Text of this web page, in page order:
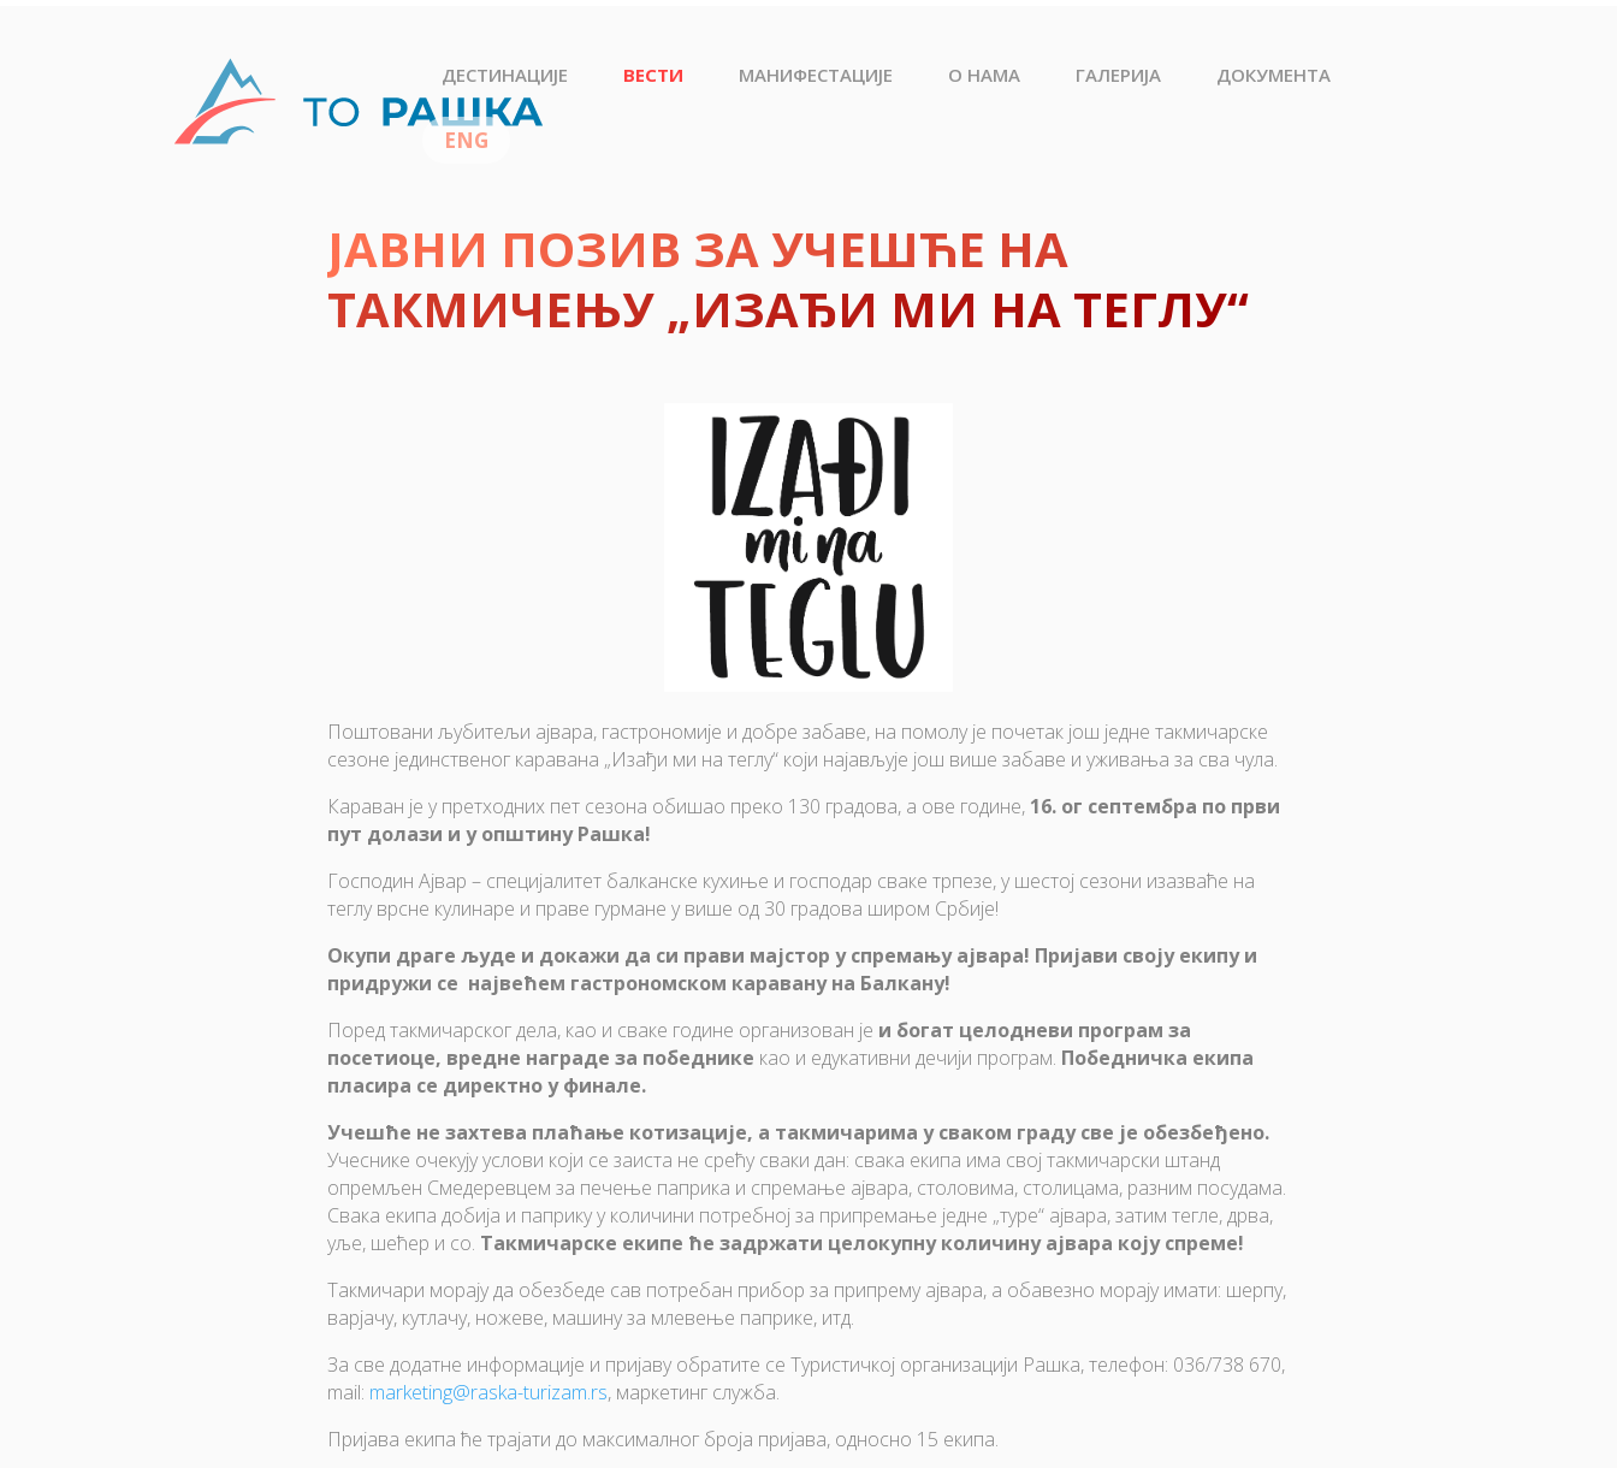
ДЕСТИНАЦИЈЕ ВЕСТИ МАНИФЕСТАЦИЈЕ О НАМА ГАЛЕРИЈА ДОКУМЕНТА
ЈАВНИ ПОЗИВ ЗА УЧЕШЋЕ НА
ТАКМИЧЕЊУ „ИЗАЂИ МИ НА ТЕГЛУ“
Поштовани љубитељи ајвара, гастрономије и добре забаве, на помолу је почетак још једне такмичарске
сезоне јединственог каравана „Изађи ми на теглу“ који најављује још више забаве и уживања за сва чула.
Караван је у претходних пет сезона обишао преко 130 градова, а ове године, 16. ог септембра по први
пут долази и у општину Рашка!
Господин Ајвар – специјалитет балканске кухиње и господар сваке трпезе, у шестој сезони изазваће на
теглу врсне кулинаре и праве гурмане у више од 30 градова широм Србије!
Окупи драге људе и докажи да си прави мајстор у спремању ајвара! Пријави своју екипу и
придружи се највећем гастрономском каравану на Балкану!
Поред такмичарског дела, као и сваке године организован је и богат целодневи програм за
посетиоце, вредне награде за победнике као и едукативни дечији програм. Победничка екипа
пласира се директно у финале.
Учешће не захтева плаћање котизације, а такмичарима у сваком граду све је обезбеђено.
Учеснике очекују услови који се заиста не срећу сваки дан: свака екипа има свој такмичарски штанд
опремљен Смедеревцем за печење паприка и спремање ајвара, столовима, столицама, разним посудама.
Свака екипа добија и паприку у количини потребној за припремање једне „туре“ ајвара, затим тегле, дрва,
уље, шећер и со. Такмичарске екипе ће задржати целокупну количину ајвара коју спреме!
Такмичари морају да обезбеде сав потребан прибор за припрему ајвара, а обавезно морају имати: шерпу,
варјачу, кутлачу, ножеве, машину за млевење паприке, итд.
За све додатне информације и пријаву обратите се Туристичкој организацији Рашка, телефон: 036/738 670,
mail: marketing@raska-turizam.rs, маркетинг служба.
Пријава екипа ће трајати до максималног броја пријава, односно 15 екипа.